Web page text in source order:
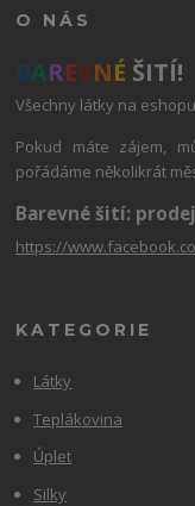
O NÁS
BAREVNÉ ŠITÍ!
Všechny látky na
Pokud máte zájem,
pořádáme několikrát
Barevné šití:
https://
KATEGORIE
Látky
Teplákovina
Úplet
Silky